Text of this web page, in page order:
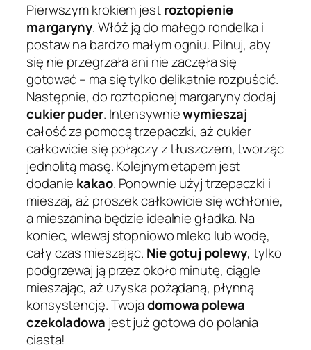
Pierwszym krokiem jestroztopienie
margaryny. Włóż ją do małego rondelka i
postaw na bardzo małym ogniu. Pilnuj, aby
się nie przegrzała ani nie zaczęła się
gotować – ma się tylko delikatnie rozpuścić.
Następnie, do roztopionej margaryny dodaj
cukier puder. Intensywniewymieszaj
całość za pomocą trzepaczki, aż cukier
całkowicie się połączy z tłuszczem, tworząc
jednolitą masę. Kolejnym etapem jest
dodanie kakao. Ponownie użyj trzepaczki i
mieszaj, aż proszek całkowicie się wchłonie,
a mieszanina będzie idealnie gładka. Na
koniec, wlewaj stopniowo mleko lub wodę,
cały czas mieszając. Nie gotuj polewy, tylko
podgrzewaj ją przez około minutę, ciągle
mieszając, aż uzyska pożądaną, płynną
konsystencję. Twojadomowa polewa
czekoladowa jest już gotowa do polania
ciasta!